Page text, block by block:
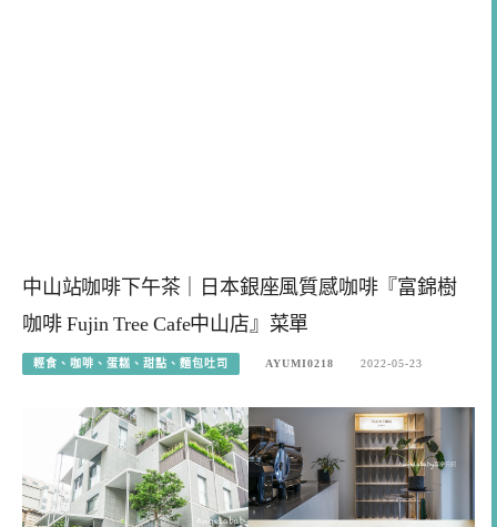
中山站咖啡下午茶｜日本銀座風質感咖啡『富錦樹
咖啡 Fujin Tree Cafe中山店』菜單
輕食、咖啡、蛋糕、甜點、麵包吐司 AYUMI0218 2022-05-23